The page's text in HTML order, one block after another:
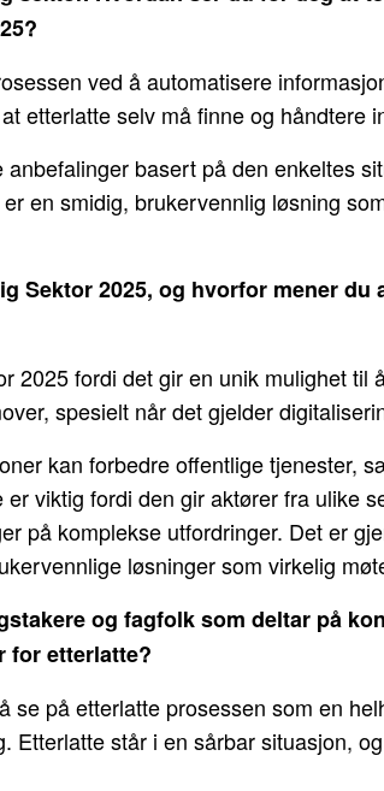
ved å automatisere
etterlatte selv må finne og håndtere
basert på den enkeltes
en smidig, brukervennlig løsning
Sektor 2025, og hvorfor mener du
2025 fordi det gir en unik mulighet til
spesielt når det gjelder
kan forbedre offentlige tjenester,
viktig fordi den gir aktører fra ulike
på komplekse utfordringer. Det er
løsninger som virkelig
og fagfolk som deltar på
for etterlatte?
på etterlatte prosessen som en
står i en sårbar situasjon,